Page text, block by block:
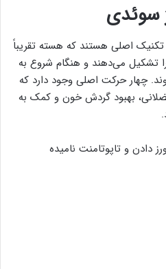
سوئدی
اصلی هستند که هسته تقریباً
تشکیل می‌دهند و هنگام شروع به
چهار حرکت اصلی وجود دارد که
بهبود گردش خون و کمک به
دادن و تاپوتامنت نامیده